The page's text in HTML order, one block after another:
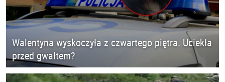
Walentyna wyskoczyła z czwartego piętra. Uciekła
przed gwałtem?